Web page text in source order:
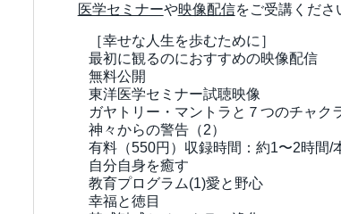
医学セミナーや映像配信をご受講くださ
［幸せな人生を歩むために］
最初に観るのにおすすめの映像配信
無料公開
東洋医学セミナー試聴映像
ガヤトリー・マントラと７つのチャク
神々からの警告（2）
有料（550円） 収録時間：約1〜2時間/
自分自身を癒す
教育プログラム(1)愛と野心
幸福と徳目